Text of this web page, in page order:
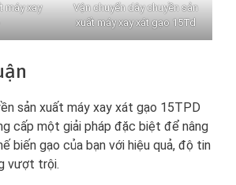
máy xay
Vận chuyển dây chuyền sản
xuất máy xay xát gạo 15Td
sản xuất máy xay xát gạo 15TPD
cấp một giải pháp đặc biệt để nâng
biến gạo của bạn với hiệu quả, độ tin
vượt trội.